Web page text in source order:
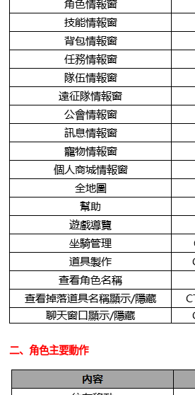
DEKARON
二、角色主要動作